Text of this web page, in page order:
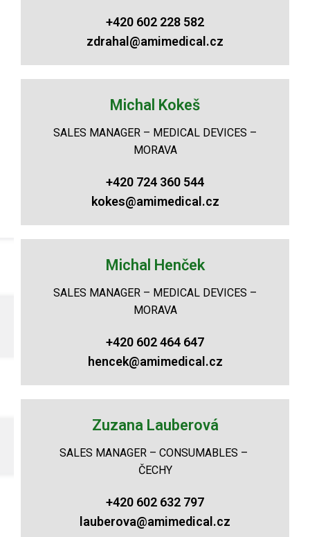
+420 602 228 582
zdrahal@amimedical.cz
Michal Kokeš
SALES MANAGER – MEDICAL DEVICES –
MORAVA
+420 724 360 544
kokes@amimedical.cz
Michal Henček
SALES MANAGER – MEDICAL DEVICES –
MORAVA
+420 602 464 647
hencek@amimedical.cz
Zuzana Lauberová
SALES MANAGER – CONSUMABLES –
ČECHY
+420 602 632 797
lauberova@amimedical.cz